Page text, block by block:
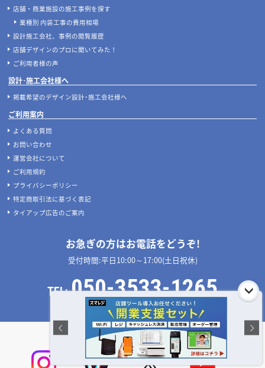
店舗・商業施設の施工事例を探す
業種別 内装工事の費用相場
設計施工会社、事例の閲覧履歴
店舗デザインのプロに聞いてみた！
ご利用者様の声
設計･施工会社様へ
掲載希望のデザイン設計･施工会社様へ
ご利用案内
よくある質問
お問い合わせ
運営会社について
ご利用規約
プライバシーポリシー
特定商取引法に基づく表記
タイアップ広告のご案内
お急ぎの方はお電話をどうぞ!
受付時間:平日10:00～17:00(土日祝休)
TEL: 050-3533-1265
店舗設計施工.com 公式SNS